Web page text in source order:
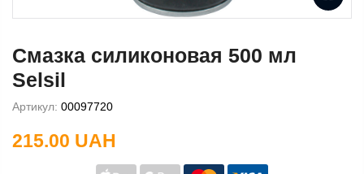
Cмазка силиконовая 500 мл
Selsil
Артикул: 00097720
215.00 UAH